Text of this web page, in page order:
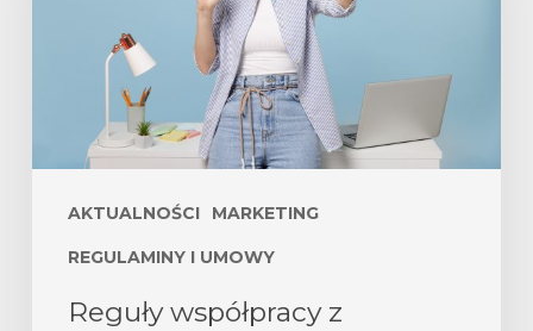
AKTUALNOŚCI MARKETING
REGULAMINY I UMOWY
Reguły współpracy z